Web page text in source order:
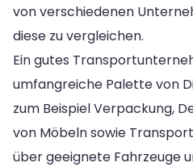
von verschiedenen
diese zu vergleichen.
Ein gutes
umfangreiche Palette von
zum Beispiel Verpackung,
von Möbeln sowie
über geeignete Fahrzeuge